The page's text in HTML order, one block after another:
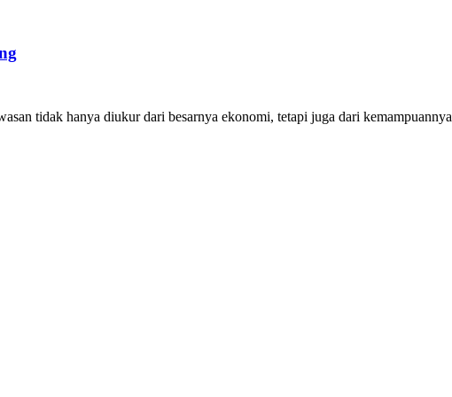
tidak hanya diukur dari besarnya ekonomi, tetapi juga dari kemampuannya